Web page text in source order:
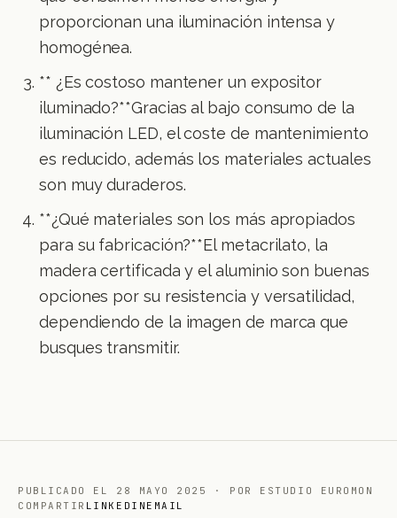
proporcionan una iluminación intensa y
homogénea.
** ¿Es costoso mantener un expositor
iluminado?**Gracias al bajo consumo de la
iluminación LED, el coste de mantenimiento
es reducido, además los materiales actuales
son muy duraderos.
**¿Qué materiales son los más apropiados
para su fabricación?**El metacrilato, la
madera certificada y el aluminio son buenas
opciones por su resistencia y versatilidad,
dependiendo de la imagen de marca que
busques transmitir.
PUBLICADO EL 28 MAYO 2025 · POR ESTUDIO EUROMON
COMPARTIR LINKEDIN EMAIL